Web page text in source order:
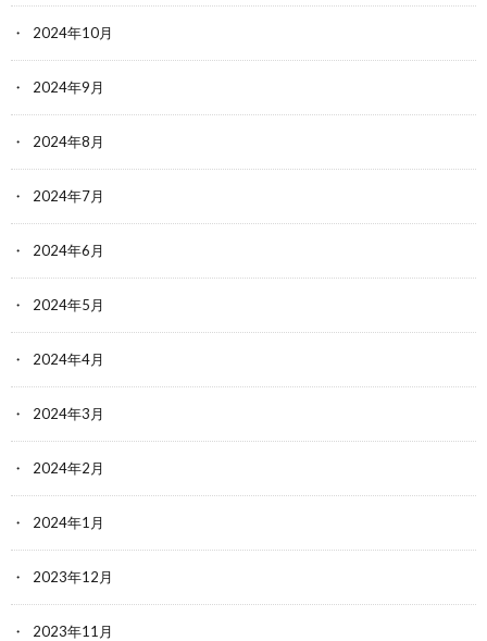
2024年10月
2024年9月
2024年8月
2024年7月
2024年6月
2024年5月
2024年4月
2024年3月
2024年2月
2024年1月
2023年12月
2023年11月